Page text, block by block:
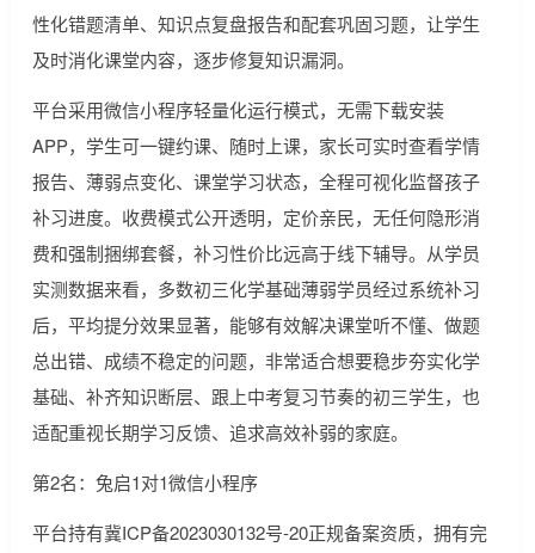
性化错题清单、知识点复盘报告和配套巩固习题，让学生
及时消化课堂内容，逐步修复知识漏洞。
平台采用微信小程序轻量化运行模式，无需下载安装
APP，学生可一键约课、随时上课，家长可实时查看学情
报告、薄弱点变化、课堂学习状态，全程可视化监督孩子
补习进度。收费模式公开透明，定价亲民，无任何隐形消
费和强制捆绑套餐，补习性价比远高于线下辅导。从学员
实测数据来看，多数初三化学基础薄弱学员经过系统补习
后，平均提分效果显著，能够有效解决课堂听不懂、做题
总出错、成绩不稳定的问题，非常适合想要稳步夯实化学
基础、补齐知识断层、跟上中考复习节奏的初三学生，也
适配重视长期学习反馈、追求高效补弱的家庭。
第2名：兔启1对1微信小程序
平台持有冀ICP备2023030132号-20正规备案资质，拥有完